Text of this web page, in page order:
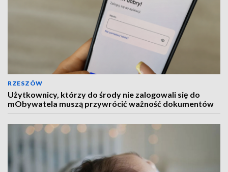
RZESZÓW
Użytkownicy, którzy do środy nie zalogowali się do
mObywatela muszą przywrócić ważność dokumentów